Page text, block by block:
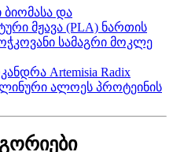
და
მჟავა (PLA) ნართის
სამაგრი მოკლე
Artemisia Radix
ალოეს პროტეინის